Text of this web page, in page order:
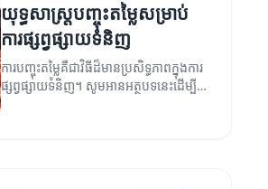
យុទ្ធសាស្ត្របញ្ចុះតម្លៃសម្រាប់
ការផ្សព្វផ្សាយទំនិញ
ការបញ្ចុះតម្លៃគឺជាវិធីដ៏មានប្រសិទ្ធភាពក្នុងការ
ផ្សព្វផ្សាយទំនិញ។ សូមអានអត្ថបទនេះដើម្បី